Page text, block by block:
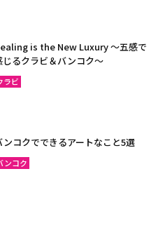
is the New Luxury ～五感で
じるクラビ＆バンコク～
ラビ
ンコクでできるアートなこと5選
ンコク